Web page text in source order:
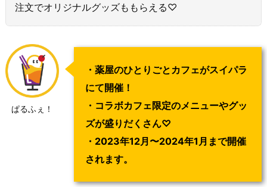
注文でオリジナルグッズももらえる♡
ぱるふぇ！
・薬屋のひとりごとカフェがスイパラ
にて開催！
・コラボカフェ限定のメニューやグッ
ズが盛りだくさん♡
・2023年12月〜2024年1月まで開催
されます。